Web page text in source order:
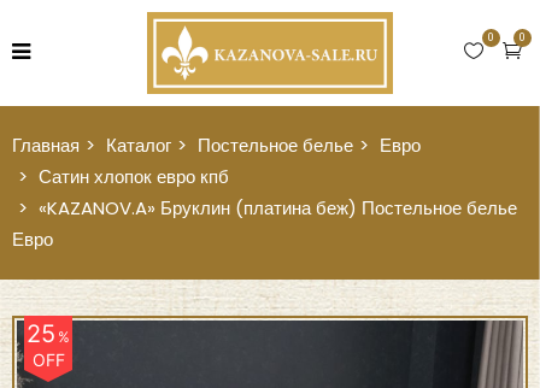
0
0
Главная Каталог Постельное белье
Евро
Сатин хлопок евро кпб
«KAZANOV.A» Бруклин (платина беж) Постельное белье
Евро
25%
OFF